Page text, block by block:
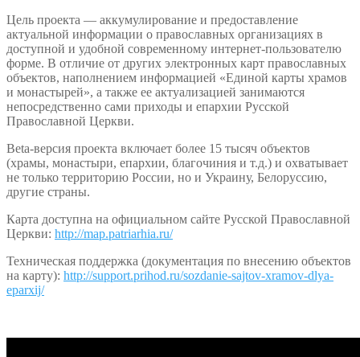
Цель проекта — аккумулирование и предоставление
актуальной информации о православных организациях в
доступной и удобной современному интернет-пользователю
форме. В отличие от других электронных карт православных
объектов, наполнением информацией «Единой карты храмов
и монастырей», а также ее актуализацией занимаются
непосредственно сами приходы и епархии Русской
Православной Церкви.
Beta-версия проекта включает более 15 тысяч объектов
(храмы, монастыри, епархии, благочиния и т.д.) и охватывает
не только территорию России, но и Украину, Белоруссию,
другие страны.
Карта доступна на официальном сайте Русской Православной
Церкви: http://map.patriarhia.ru/
Техническая поддержка (документация по внесению объектов
на карту): http://support.prihod.ru/sozdanie-sajtov-xramov-dlya-
eparxij/